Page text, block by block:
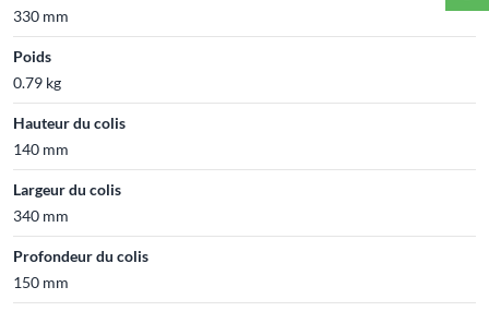
330 mm
Poids
0.79 kg
Hauteur du colis
140 mm
Largeur du colis
340 mm
Profondeur du colis
150 mm